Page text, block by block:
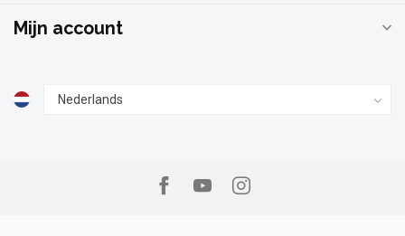
Mijn account